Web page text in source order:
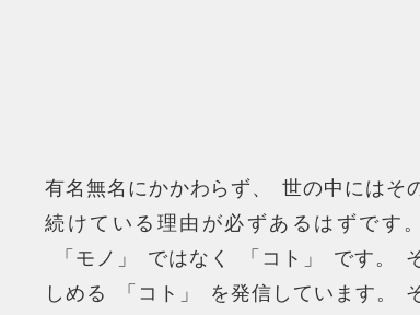
有名無名にかかわらず、
世の中にはそ
続けている理由が必ずあるはずです。
「 モノ 」 ではなく 「 コト 」 です。
しめる
「 コト 」 を発信しています。